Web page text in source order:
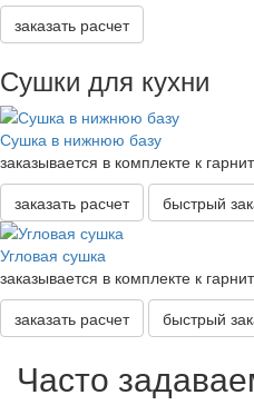
заказать расчет
Сушки для кухни
Сушка в нижнюю базу
заказывается в комплекте к
заказать расчет
быстрый
Угловая сушка
заказывается в комплекте к
заказать расчет
быстрый
Часто